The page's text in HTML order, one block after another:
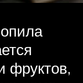
фруктов,